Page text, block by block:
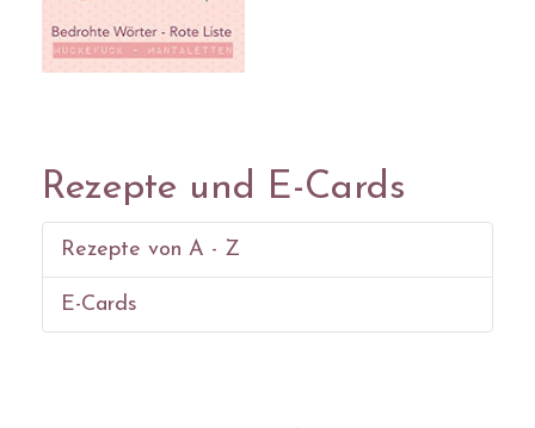
Rezepte und E-Cards
Rezepte von A - Z
E-Cards